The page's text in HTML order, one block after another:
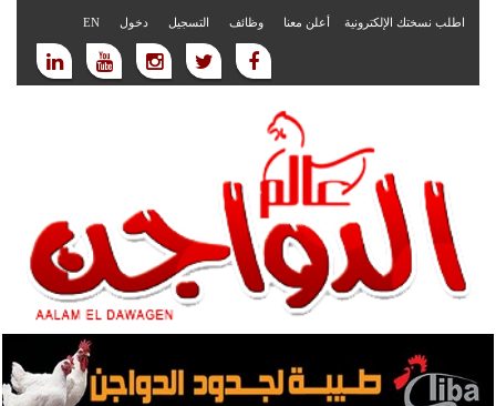
اطلب نسختك الإلكترونية أعلن معنا وظائف التسجيل دخول EN